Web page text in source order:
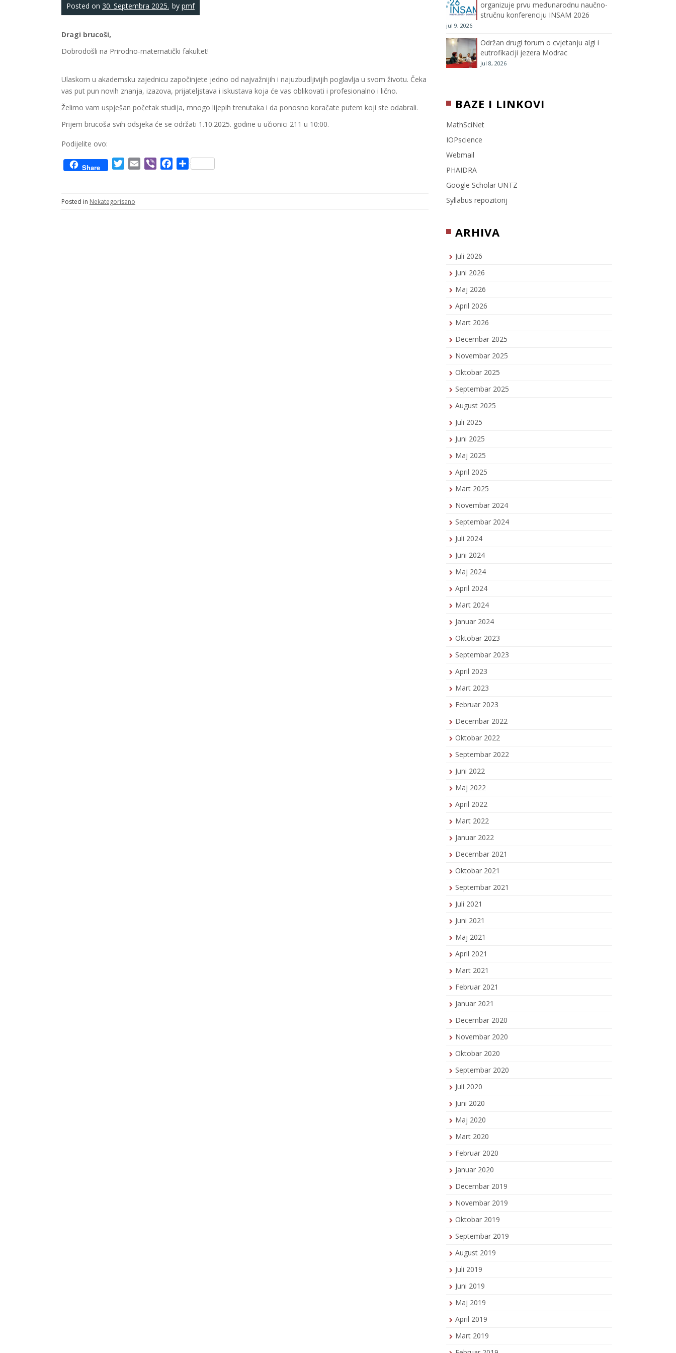
Posted on 30. Septembra 2025. by pmf
Dragi brucoši,
Dobrodošli na Prirodno-matematički fakultet!
Ulaskom u akademsku zajednicu započinjete jedno od najvažnijih i najuzbudljivijih poglavlja u svom životu. Čeka
vas put pun novih znanja, izazova, prijateljstava i iskustava koja će vas oblikovati i profesionalno i lično.
Želimo vam uspješan početak studija, mnogo lijepih trenutaka i da ponosno koračate putem koji ste odabrali.
Prijem brucoša svih odsjeka će se održati 1.10.2025. godine u učionici 211 u 10:00.
Podijelite ovo:
Share
t
S
Posted in Nekategorisano
l
organizuje prvu međunarodnu naučno-
stručnu konferenciju INSAM 2026
jul 9, 2026
Održan drugi forum o cvjetanju algi i
eutrofikaciji jezera Modrac
jul 8, 2026
BAZE I LINKOVI
MathSciNet
IOPscience
Webmail
PHAIDRA
Google Scholar UNTZ
Syllabus repozitorij
ARHIVA
Juli 2026
Juni 2026
Maj 2026
April 2026
Mart 2026
Decembar 2025
Novembar 2025
Oktobar 2025
Septembar 2025
August 2025
Juli 2025
Juni 2025
Maj 2025
April 2025
Mart 2025
Novembar 2024
Septembar 2024
Juli 2024
Juni 2024
Maj 2024
April 2024
Mart 2024
Januar 2024
Oktobar 2023
Septembar 2023
April 2023
Mart 2023
Februar 2023
Decembar 2022
Oktobar 2022
Septembar 2022
Juni 2022
Maj 2022
April 2022
Mart 2022
Januar 2022
Decembar 2021
Oktobar 2021
Septembar 2021
Juli 2021
Juni 2021
Maj 2021
April 2021
Mart 2021
Februar 2021
Januar 2021
Decembar 2020
Novembar 2020
Oktobar 2020
Septembar 2020
Juli 2020
Juni 2020
Maj 2020
Mart 2020
Februar 2020
Januar 2020
Decembar 2019
Novembar 2019
Oktobar 2019
Septembar 2019
August 2019
Juli 2019
Juni 2019
Maj 2019
April 2019
Mart 2019